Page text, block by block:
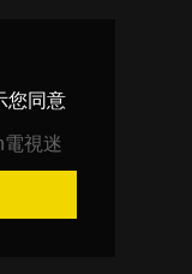
您同意
視迷